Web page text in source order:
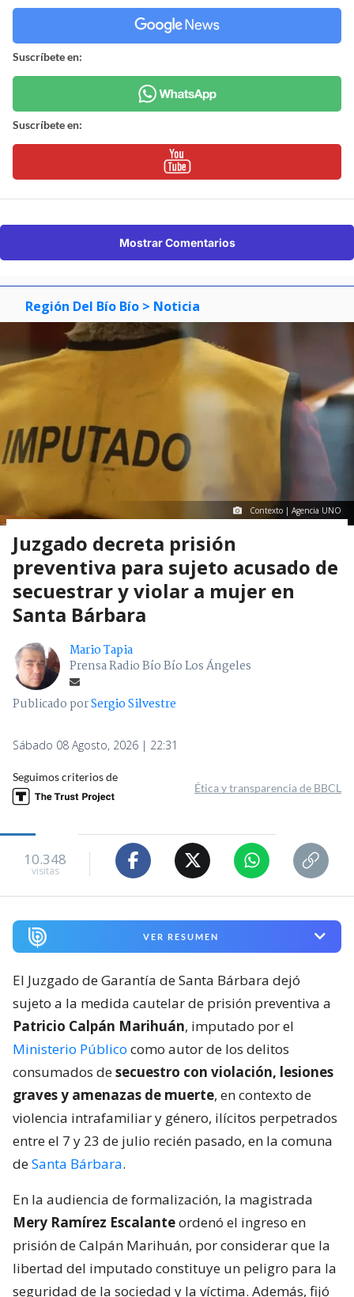
Suscríbete en:
Suscríbete en:
Mostrar Comentarios
Región Del Bío Bío > Noticia
Contexto | Agencia UNO
Juzgado decreta prisión
preventiva para sujeto acusado de
secuestrar y violar a mujer en
Santa Bárbara
Mario Tapia
Prensa Radio Bío Bío Los Ángeles
Publicado porSergio Silvestre
Sábado 08 Agosto, 2026 | 22:31
Seguimos criterios de
Ética y transparencia de BBCL
10.348
visitas
VER RESUMEN
El Juzgado de Garantía de Santa Bárbara dejó
sujeto a la medida cautelar de prisión preventiva a
Patricio Calpán Marihuán, imputado por el
Ministerio Público como autor de los delitos
consumados desecuestro con violación, lesiones
graves y amenazas de muerte, en contexto de
violencia intrafamiliar y género, ilícitos perpetrados
entre el 7 y 23 de julio recién pasado, en la comuna
deSanta Bárbara.
En la audiencia de formalización, la magistrada
Mery Ramírez Escalanteordenó el ingreso en
prisión de Calpán Marihuán, por considerar que la
libertad del imputado constituye un peligro para la
seguridad de la sociedad y la víctima. Además, fijó